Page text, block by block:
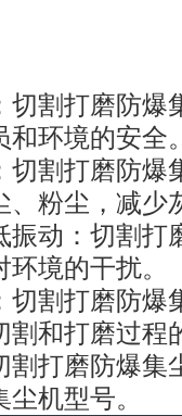
切割打磨防爆
环境的安全。
切割打磨防爆
、粉尘，减少
振动：切割打
境的干扰。
切割打磨防爆
和打磨过程
割打磨防爆
机型号。